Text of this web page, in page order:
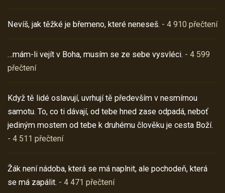
Nevíš, jak těžké je břemeno, které neneseš. - 4 910 přečtení
…mám-li vejít v Boha, musím se ze sebe vysvléci. - 4 599
přečtení
Když tě lidé oslavují, uvrhují tě především v nesmírnou
samotu. To, co ti dávají, od tebe hned zase odpadá, neboť
jediným mostem od tebe k druhému člověku je cesta Boží.
- 4 511 přečtení
Žák není nádoba, která se má naplnit, ale pochodeň, která
se má zapálit. - 4 471 přečtení